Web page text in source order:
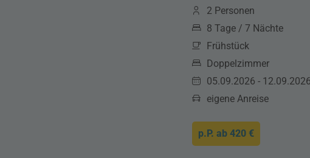
2 Personen
8 Tage / 7 Nächte
Frühstück
Doppelzimmer
05.09.2026 -
eigene Anreise
p.P. ab 420 €